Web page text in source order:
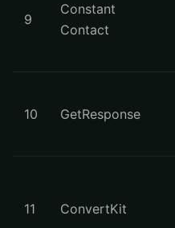
9
Constant
Contact
10 GetResponse
11 ConvertKit